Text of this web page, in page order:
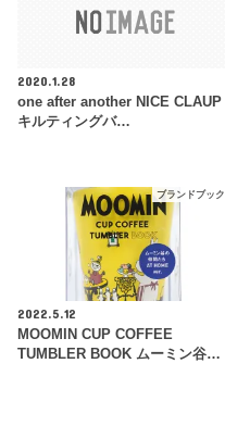
2020.1.28
one after another NICE CLAUP
キルティングバ…
ブランドブック
2022.5.12
MOOMIN CUP COFFEE
TUMBLER BOOK ムーミン谷…